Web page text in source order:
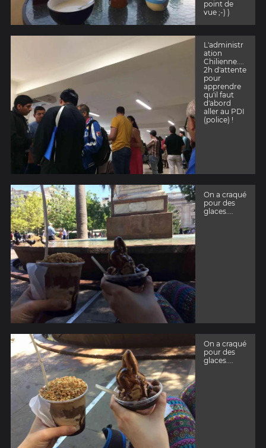
point de
vue ;-) )
L'administr
ation
Chilienne....
2h d'attente
pour
apprendre
qu'il faut
d'abord
aller au PDI
(police) !
On a craqué
pour des
glaces....
On a craqué
pour des
glaces....